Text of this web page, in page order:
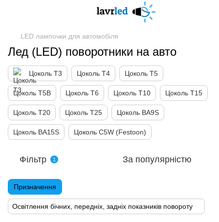
LED лампочки для автомобіля
Лед (LED) поворотники на авто
Цоколь Т3 Цоколь Т4 Цоколь Т5
Цоколь Т5B Цоколь Т6 Цоколь Т10 Цоколь Т15
Цоколь Т20 Цоколь Т25 Цоколь BA9S
Цоколь BA15S Цоколь C5W (Festoon)
Фільтр 1 За популярністю
Призначення
Освітлення бічних, передніх, задніх показників повороту